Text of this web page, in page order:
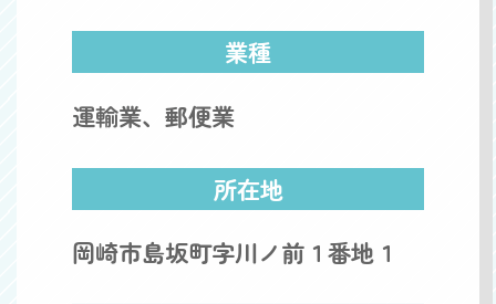
業種
運輸業、郵便業
所在地
岡崎市島坂町字川ノ前１番地１